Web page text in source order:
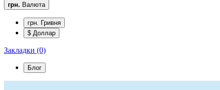
грн. Валюта
грн. Гривня
$ Доллар
Закладки (0)
Блог